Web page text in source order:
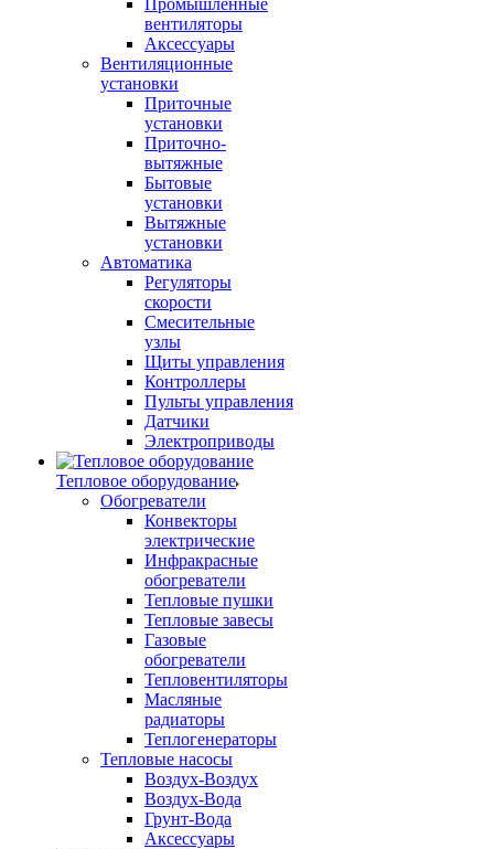
Промышленные
вентиляторы
Аксессуары
Вентиляционные
установки
Приточные
установки
Приточно-
вытяжные
Бытовые
установки
Вытяжные
установки
Автоматика
Регуляторы
скорости
Смесительные
узлы
Щиты управления
Контроллеры
Пульты управления
Датчики
Электроприводы
Тепловое оборудование
Обогреватели
Конвекторы
электрические
Инфракрасные
обогреватели
Тепловые пушки
Тепловые завесы
Газовые
обогреватели
Тепловентиляторы
Масляные
радиаторы
Теплогенераторы
Тепловые насосы
Воздух-Воздух
Воздух-Вода
Грунт-Вода
Аксессуары